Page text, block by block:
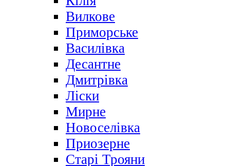
Вилкове
Приморське
Василівка
Десантне
Дмитрівка
Ліски
Мирне
Новоселівка
Приозерне
Старі Трояни